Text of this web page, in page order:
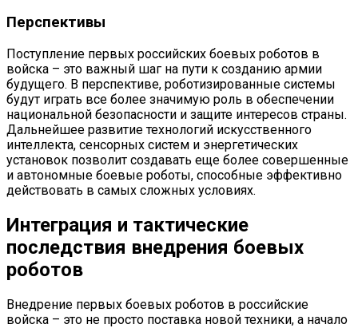
Перспективы
Поступление первых российских боевых роботов в
войска – это важный шаг на пути к созданию армии
будущего. В перспективе, роботизированные системы
будут играть все более значимую роль в обеспечении
национальной безопасности и защите интересов страны.
Дальнейшее развитие технологий искусственного
интеллекта, сенсорных систем и энергетических
установок позволит создавать еще более совершенные
и автономные боевые роботы, способные эффективно
действовать в самых сложных условиях.
Интеграция и тактические
последствия внедрения боевых
роботов
Внедрение первых боевых роботов в российские
войска – это не просто поставка новой техники, а начало